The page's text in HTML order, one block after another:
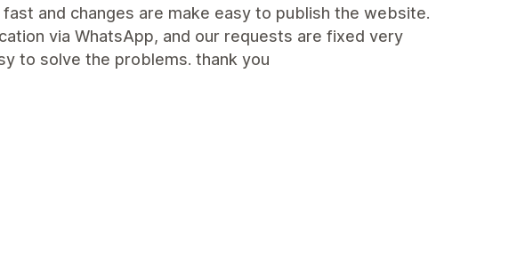
and changes are make easy to publish the website.
via WhatsApp, and our requests are fixed very
to solve the problems. thank you